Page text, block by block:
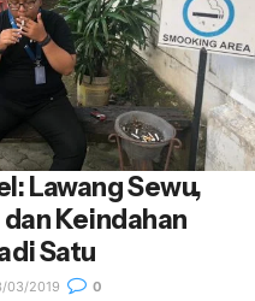
Lawang Sewu,
Keindahan
Satu
03/2019 0